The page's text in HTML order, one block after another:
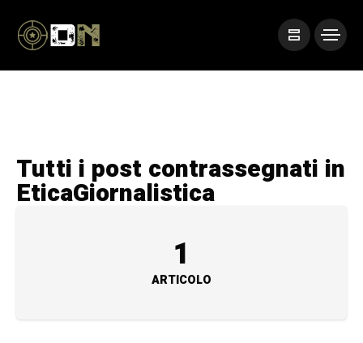
Tutti i post contrassegnati in
EticaGiornalistica
1
ARTICOLO